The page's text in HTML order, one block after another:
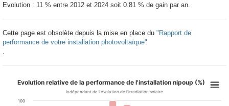
Evolution : 11 % entre 2012 et 2024 soit 0.81 % de gain par an.
Cette page est obsolète depuis la mise en place du "Rapport de
performance de votre installation photovoltaïque"
Evolution relative de la performance de l'installation nipoup (%)
Indépendant de l'évolution de l'irradiation solaire
100